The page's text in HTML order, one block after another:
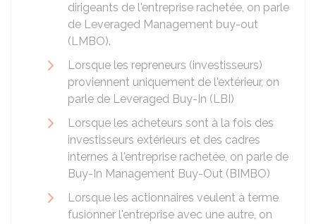
dirigeants de l'entreprise rachetée, on parle
de Leveraged Management buy-out
(LMBO).
Lorsque les repreneurs (investisseurs)
proviennent uniquement de l'extérieur, on
parle de Leveraged Buy-In (LBI)
Lorsque les acheteurs sont à la fois des
investisseurs extérieurs et des cadres
internes à l'entreprise rachetée, on parle de
Buy-In Management Buy-Out (BIMBO)
Lorsque les actionnaires veulent à terme
fusionner l'entreprise avec une autre, on